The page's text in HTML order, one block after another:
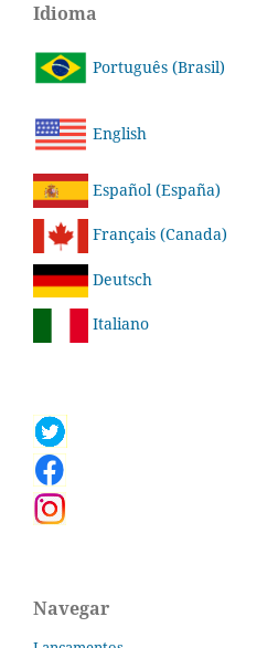
Idioma
Português (Brasil)
English
Español (España)
Français (Canada)
Deutsch
Italiano
Navegar